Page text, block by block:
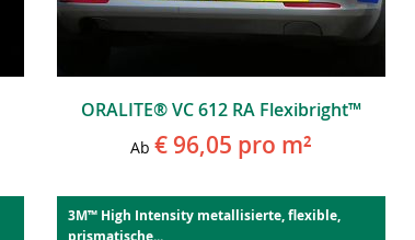
ORALITE® VC 612 RA Flexibright™
Ab € 96,05 pro m²
3M™ High Intensity metallisierte, flexible,
prismatische...